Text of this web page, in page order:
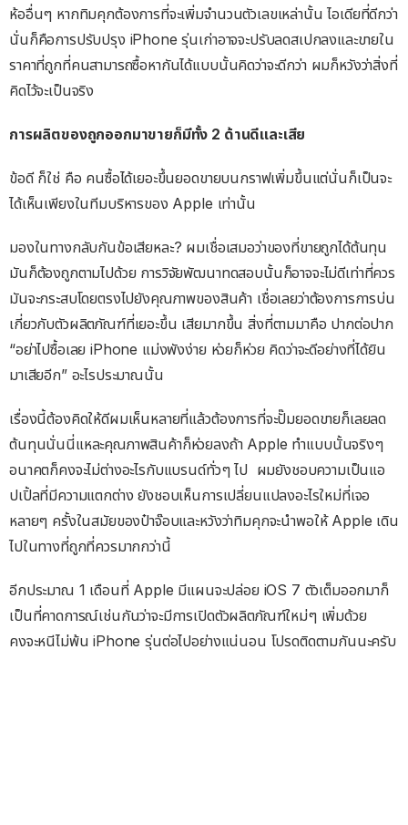
ห้ออื่นๆ หากทิมคุกต้องการที่จะเพิ่มจำนวนตัวเลขเหล่านั้น ไอเดียที่ดีกว่า
นั่นก็คือการปรับปรุง iPhone รุ่นเก่าอาจจะปรับลดสเปกลงและขายใน
ราคาที่ถูกที่คนสามารถซื้อหากันได้แบบนั้นคิดว่าจะดีกว่า ผมก็หวังว่าสิ่งที่
คิดไว้จะเป็นจริง
การผลิตของถูกออกมาขายก็มีทั้ง 2 ด้านดีและเสีย
ข้อดี ก็ใช่ คือ คนซื้อได้เยอะขึ้นยอดขายบนกราฟเพิ่มขึ้นแต่นั่นก็เป็นจะ
ได้เห็นเพียงในทีมบริหารของ Apple เท่านั้น
มองในทางกลับกันข้อเสียหละ? ผมเชื่อเสมอว่าของที่ขายถูกได้ต้นทุน
มันก็ต้องถูกตามไปด้วย การวิจัยพัฒนาทดสอบนั้นก็อาจจะไม่ดีเท่าที่ควร
มันจะกระสบโดยตรงไปยังคุณภาพของสินค้า เชื่อเลยว่าต้องการการบ่น
เกี่ยวกับตัวผลิตภัณฑ์ที่เยอะขึ้น เสียมากขึ้น สิ่งที่ตามมาคือ ปากต่อปาก
“อย่าไปซื้อเลย iPhone แม่งพังง่าย ห่วยก็ห่วย คิดว่าจะดีอย่างที่ได้ยิน
มาเสียอีก” อะไรประมาณนั้น
เรื่องนี้ต้องคิดให้ดีผมเห็นหลายที่แล้วต้องการที่จะปั๊มยอดขายก็เลยลด
ต้นทุนนั่นนี่แหละคุณภาพสินค้าก็ห่วยลงถ้า Apple ทำแบบนั้นจริงๆ
อนาคตก็คงจะไม่ต่างอะไรกับแบรนด์ทั่วๆ ไป ผมยังชอบความเป็นแอ
ปเปิ้ลที่มีความแตกต่าง ยังชอบเห็นการเปลี่ยนแปลงอะไรใหม่ที่เจอ
หลายๆ ครั้งในสมัยของป๋าจ๊อบและหวังว่าทิมคุกจะนำพอให้ Apple เดิน
ไปในทางที่ถูกที่ควรมากกว่านี้
อีกประมาณ 1 เดือนที่ Apple มีแผนจะปล่อย iOS 7 ตัวเต็มออกมาก็
เป็นที่คาดการณ์เช่นกันว่าจะมีการเปิดตัวผลิตภัณฑ์ใหม่ๆ เพิ่มด้วย
คงจะหนีไม่พ้น iPhone รุ่นต่อไปอย่างแน่นอน โปรดติดตามกันนะครับ